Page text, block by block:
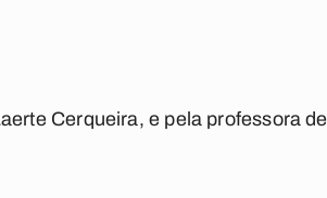
Cerqueira, e pela professora de